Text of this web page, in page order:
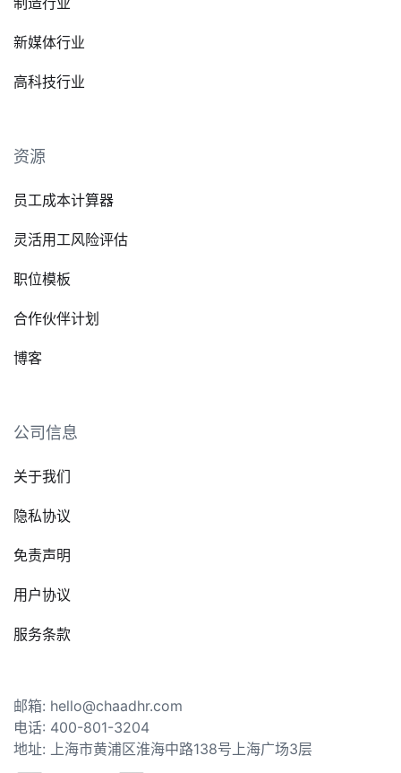
新媒体行业
高科技行业
资源
员工成本计算器
灵活用工风险评估
职位模板
合作伙伴计划
博客
公司信息
关于我们
隐私协议
免责声明
用户协议
服务条款
邮箱: hello@chaadhr.com
电话: 400-801-3204
地址: 上海市黄浦区淮海中路138号上海广场3层